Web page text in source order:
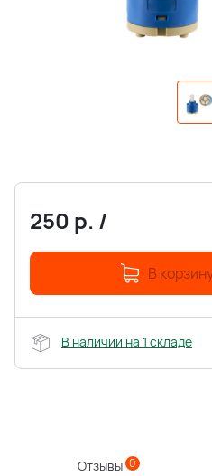
250 р. /
В
В наличии на 1 складе
Отзывы 0